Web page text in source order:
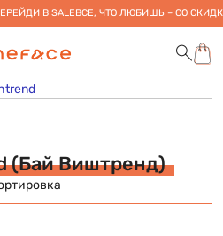
В SALEВСЕ, ЧТО ЛЮБИШЬ – СО
(Бай Виштренд)